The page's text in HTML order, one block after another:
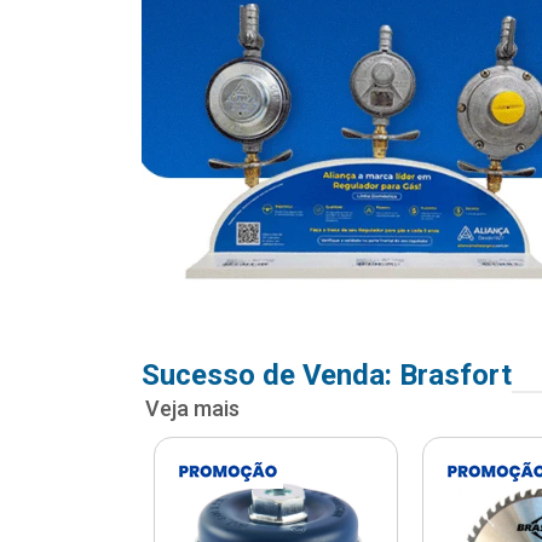
Sucesso de Venda: Brasfort
Veja mais